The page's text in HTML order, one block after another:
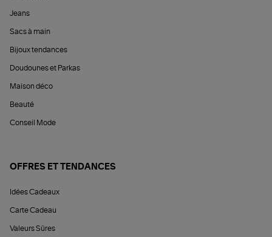
Jeans
Sacs à main
Bijoux tendances
Doudounes et Parkas
Maison déco
Beauté
Conseil Mode
OFFRES ET TENDANCES
Idées Cadeaux
Carte Cadeau
Valeurs Sûres